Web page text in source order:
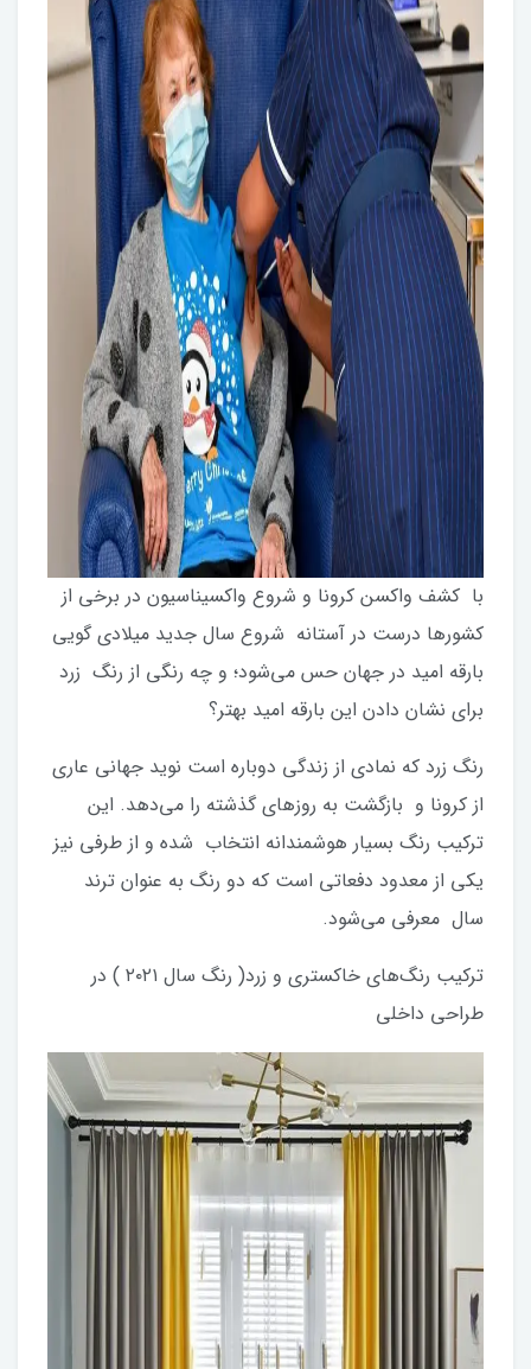
با کشف واکسن کرونا و شروع واکسیناسیون در برخی از
کشورها درست در آستانه شروع سال جدید میلادی گویی
بارقه امید در جهان حس می‌شود؛ و چه رنگی از رنگ زرد
برای نشان دادن این بارقه امید بهتر؟
رنگ زرد که نمادی از زندگی دوباره است نوید جهانی عاری
از کرونا و بازگشت به روزهای گذشته را می‌دهد. این
ترکیب رنگ بسیار هوشمندانه انتخاب شده و از طرفی نیز
یکی از معدود دفعاتی است که دو رنگ به عنوان ترند
سال معرفی می‌شود.
ترکیب رنگ‌های خاکستری و زرد( رنگ سال ۲۰۲۱ ) در
طراحی داخلی